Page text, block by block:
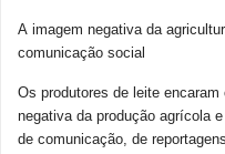
A imagem negativa da
comunicação social
Os produtores de leite
negativa da produção agrícola
de comunicação, de